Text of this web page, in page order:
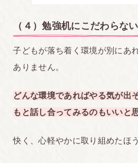
（４）勉強机にこだわらない
子どもが落ち着く環境が別にあ
ありません。
どんな環境であればやる気が出
もと話し合ってみるのもいいと
快く、心軽やかに取り組めたほ